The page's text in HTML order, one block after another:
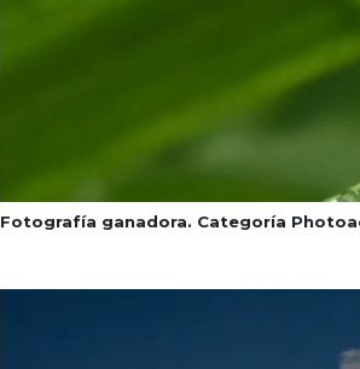
Fotografía ganadora. Categoría